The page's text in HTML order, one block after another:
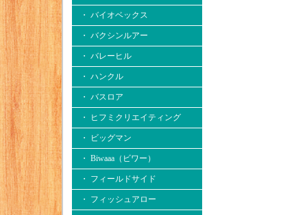
・ バイオベックス
・ バクシンルアー
・ バレーヒル
・ ハンクル
・ バスロア
・ ヒフミクリエイティング
・ ビッグマン
・ Biwaaa（ビワー）
・ フィールドサイド
・ フィッシュアロー